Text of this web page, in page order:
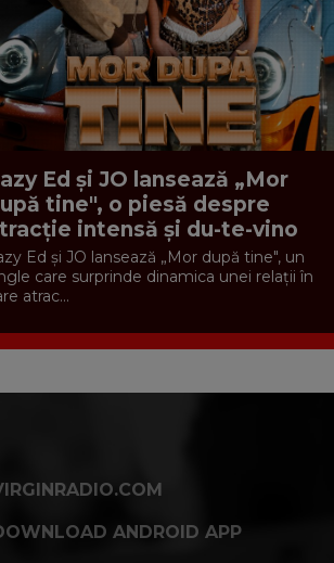
Ed și JO lansează „Mor
tine", o piesă despre
intensă și du-te-vino
Ed și JO lansează „Mor după tine", un
care surprinde dinamica unei relații în
atrac...
ANDROID APP